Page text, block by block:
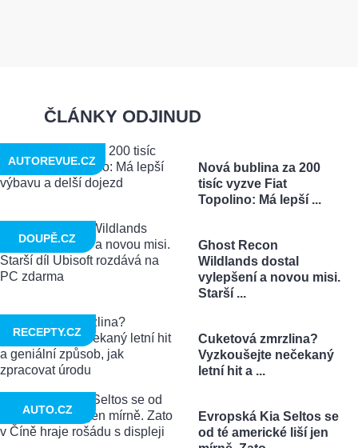
ČLÁNKY ODJINUD
Nová bublina za 200
tisíc vyzve Fiat
Topolino: Má lepší ...
AUTOREVUE.CZ
Ghost Recon
Wildlands dostal
vylepšení a novou misi.
Starší ...
DOUPĚ.CZ
Cuketová zmrzlina?
Vyzkoušejte nečekaný
letní hit a ...
RECEPTY.CZ
Evropská Kia Seltos se
od té americké liší jen
AUTO.CZ